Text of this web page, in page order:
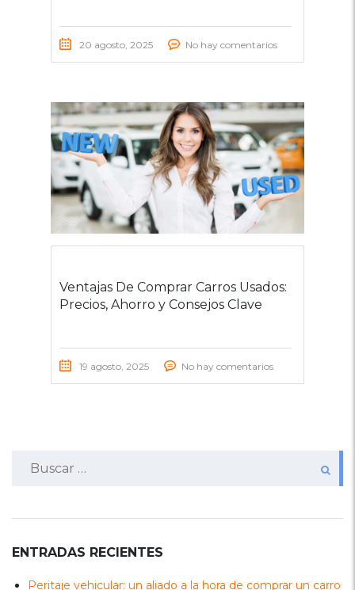
20 agosto, 2025 No hay comentarios
Ventajas De Comprar Carros Usados:
Precios, Ahorro y Consejos Clave
19 agosto, 2025 No hay comentarios
ENTRADAS RECIENTES
Peritaje vehicular: un aliado a la hora de comprar un carro